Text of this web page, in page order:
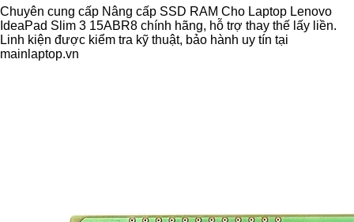
Chuyên cung cấp Nâng cấp SSD RAM Cho Laptop Lenovo
IdeaPad Slim 3 15ABR8 chính hãng, hỗ trợ thay thế lấy liền.
Linh kiện được kiểm tra kỹ thuật, bảo hành uy tín tại
mainlaptop.vn